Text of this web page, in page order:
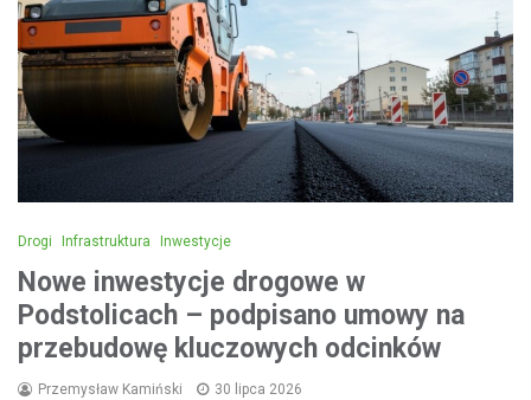
Drogi Infrastruktura Inwestycje
Nowe inwestycje drogowe w
Podstolicach – podpisano umowy na
przebudowę kluczowych odcinków
Przemysław Kamiński 30 lipca 2026